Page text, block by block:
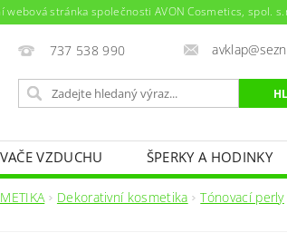
stránka společnosti AVON Cosmetics, spol.
737 538 990
VZDUCHU ŠPERKY A HODINKY
NÁM KONTAKTY
Dekorativní kosmetika Tónovací perly